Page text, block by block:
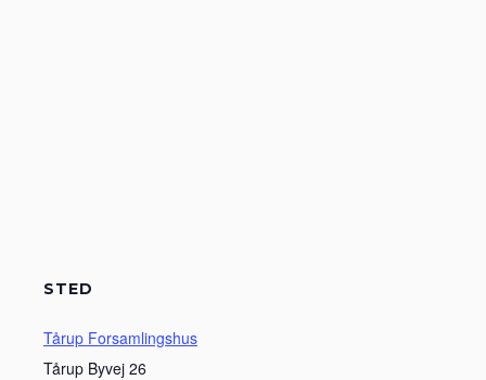
STED
Tårup Forsamlingshus
Tårup Byvej 26